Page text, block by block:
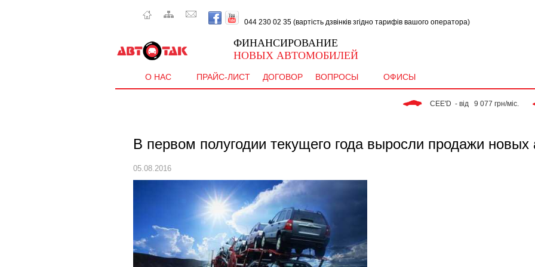
044 230 02 35 (вартість дзвінків згідно тарифів вашого оператора)
ФИНАНСИРОВАНИЕ
НОВЫХ АВТОМОБИЛЕЙ
О НАС ПРАЙС-ЛИСТ ДОГОВОР ВОПРОСЫ ОФИСЫ
CEE'D  - від   9 077 грн/міс.
В первом полугодии текущего года выросли продажи новых
05.08.2016